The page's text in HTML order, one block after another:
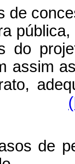
de
do
assim